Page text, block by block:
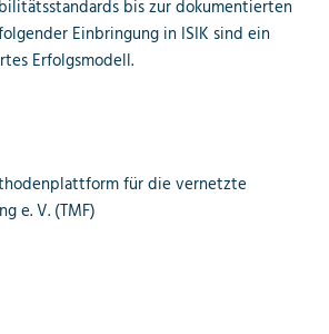
bis zur dokumentierten
Einbringung in ISIK sind ein
Erfolgsmodell.
für die vernetzte
e. V. (TMF)